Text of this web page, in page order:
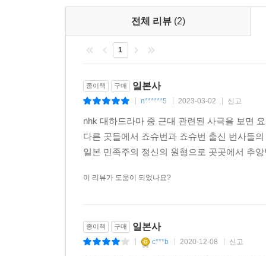
최근 한국에선 일본수상인 아베 신조의 정책이나
취임한 이래 아베정권의 장기화가 진행되면서 우
학문과 사상이 종종 거론되고 있지만 거의 언론매
열의 선행연구에서 더욱 두드러진다. 이들은 아
요시다 쇼인의 초상을 끊임없이 창출하였다. ---
이 단계에서 필자는 방법적 우회론을 제시하고
그들이 논거로 제시하고 있는 역사적인 자료에
p.125
문과 사상을 자리매김할 수 있을까? 그 해답의 일
--- p.152
전체 리뷰 (2)
1
종이책 구매 일본사
n******5 2023-03-02 신고
nhk 대하드라마 중 근대 관련된 사극을 보면
다른 곳들에서 죠슈번과 죠슈번 출신 번사들
일본 민족주의 정신의 원형으로 곳곳에서 추
이 리뷰가 도움이 되었나요?
종이책 구매 일본사
c***b 2020-12-08 신고